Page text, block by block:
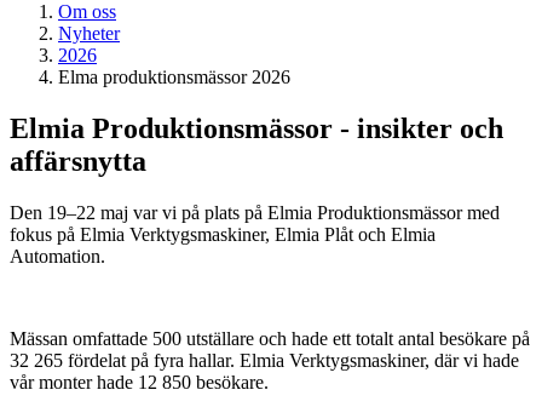
Om oss
Nyheter
2026
Elma produktionsmässor 2026
Elmia Produktionsmässor - insikter och
affärsnytta
Den 19–22 maj var vi på plats på Elmia Produktionsmässor med
fokus på Elmia Verktygsmaskiner, Elmia Plåt och Elmia
Automation.
Mässan omfattade 500 utställare och hade ett totalt antal besökare på
32 265 fördelat på fyra hallar. Elmia Verktygsmaskiner, där vi hade
vår monter hade 12 850 besökare.